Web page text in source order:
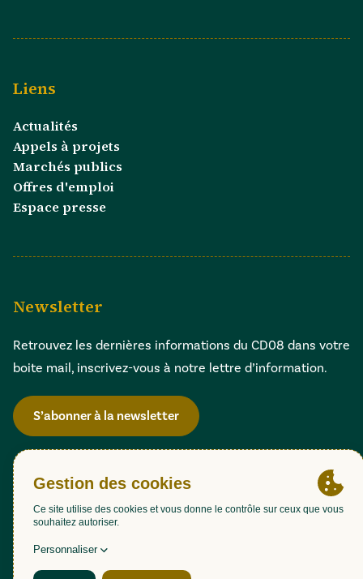
Liens
Actualités
Appels à projets
Marchés publics
Offres d'emploi
Espace presse
Newsletter
Retrouvez les dernières informations du CD08 dans votre
boite mail, inscrivez-vous à notre lettre d’information.
S’abonner à la newsletter
Gestion des cookies
Accessibilité : partiellement conforme (98,51%)
Mentions légales
Politique de confidentialité
Plan du site